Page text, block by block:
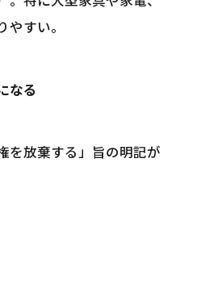
すい。
なる
を放棄する」旨の明記が